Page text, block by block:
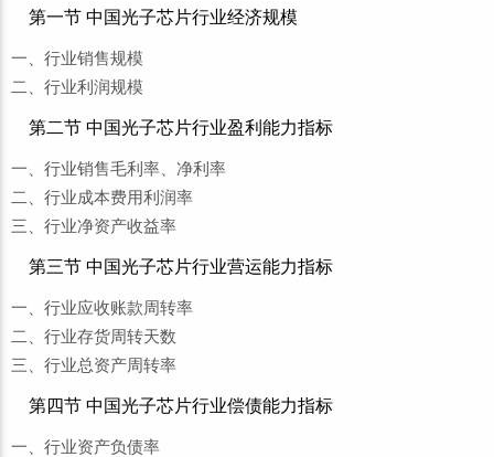
第一节 中国光子芯片行业经济规模
一、行业销售规模
二、行业利润规模
第二节 中国光子芯片行业盈利能力指标
一、行业销售毛利率、净利率
二、行业成本费用利润率
三、行业净资产收益率
第三节 中国光子芯片行业营运能力指标
一、行业应收账款周转率
二、行业存货周转天数
三、行业总资产周转率
第四节 中国光子芯片行业偿债能力指标
一、行业资产负债率